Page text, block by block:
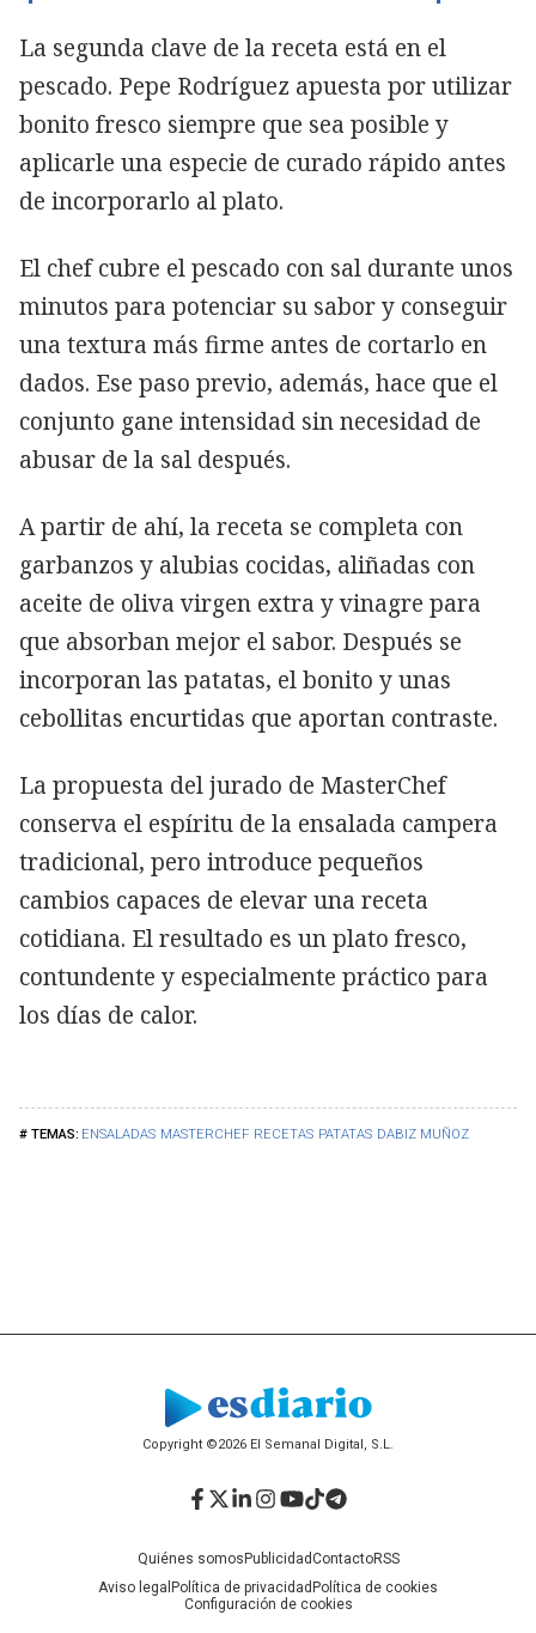
ENSALADAS MASTERCHEF RECETAS PATATAS DABIZ MUÑOZ
La segunda clave de la receta está en el
pescado. Pepe Rodríguez apuesta por utilizar
bonito fresco siempre que sea posible y
aplicarle una especie de curado rápido antes
de incorporarlo al plato.
El chef cubre el pescado con sal durante unos
minutos para potenciar su sabor y conseguir
una textura más firme antes de cortarlo en
dados. Ese paso previo, además, hace que el
conjunto gane intensidad sin necesidad de
abusar de la sal después.
A partir de ahí, la receta se completa con
garbanzos y alubias cocidas, aliñadas con
aceite de oliva virgen extra y vinagre para
que absorban mejor el sabor. Después se
incorporan las patatas, el bonito y unas
cebollitas encurtidas que aportan contraste.
La propuesta del jurado de MasterChef
conserva el espíritu de la ensalada campera
tradicional, pero introduce pequeños
cambios capaces de elevar una receta
cotidiana. El resultado es un plato fresco,
contundente y especialmente práctico para
los días de calor.
Copyright ©2026 El Semanal Digital, S.L.
Quiénes somos PublicidadContactoRSS
Aviso legal Política de privacidad Política de cookies
Configuración de cookies
Facebook
Twitter
LinkedIn
Instagram
YouTube
TikTok
Telegram